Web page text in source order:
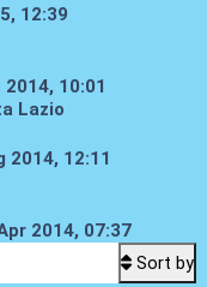
12:39
10:01
Lazio
2014, 12:11
2014, 07:37
Sort by